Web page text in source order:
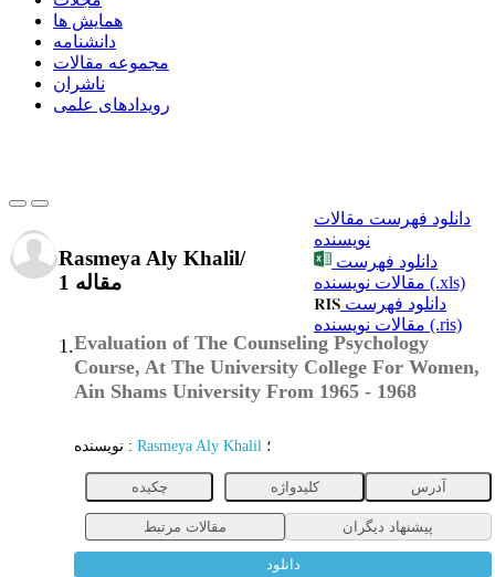
همایش ها
دانشنامه
مجموعه مقالات
ناشران
رویدادهای علمی
Rasmeya Aly Khalil/
1 مقاله
دانلود فهرست مقالات
نویسنده
مقالات نویسنده (.xls)
مقالات نویسنده (.ris)
1.Evaluation of The Counseling Psychology
Course, At The University College For Women,
Ain Shams University From 1965 - 1968
نویسنده : Rasmeya Aly Khalil ؛
چکیده کلیدواژه آدرس
مقالات مرتبط پیشنهاد دیگران
دانلود